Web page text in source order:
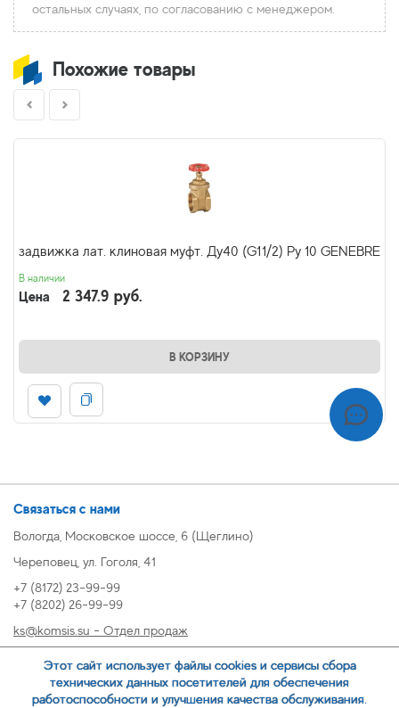
остальных случаях, по согласованию с менеджером.
Похожие товары
задвижка лат. клиновая муфт. Ду40 (G11/2) Ру 10 GENEBRE
В наличии
Цена 2 347.9 руб.
В КОРЗИНУ
Связаться с нами
Вологда, Московское шоссе, 6 (Щеглино)
Череповец, ул. Гоголя, 41
+7 (8172) 23-99-99
+7 (8202) 26-99-99
ks@komsis.su - Отдел продаж
oz@komsis.su - Отдел закупок
Этот сайт использует файлы cookies и сервисы сбора
технических данных посетителей для обеспечения
работоспособности и улучшения качества обслуживания.